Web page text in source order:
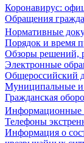
Коронавирус:
Обращения
Нормативные
Порядок и время
Обзоры решений,
Электронные
Общероссийский
Муниципальные и
Гражданская
Информационные
Телефоны
Информация о